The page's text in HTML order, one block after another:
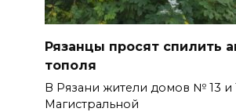
Рязанцы просят спилить
тополя
В Рязани жители домов № 13 и
Магистральной